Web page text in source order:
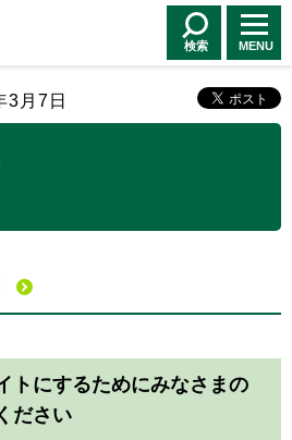
検索 MENU
3月7日
トにするためにみなさまの
ださい